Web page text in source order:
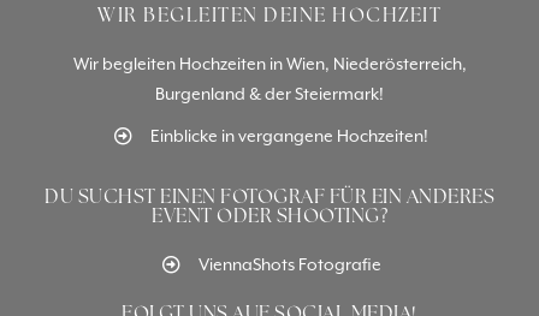
WIR BEGLEITEN DEINE HOCHZEIT
Wir begleiten Hochzeiten in Wien, Niederösterreich,
Burgenland & der Steiermark!
Einblicke in vergangene Hochzeiten!
DU SUCHST EINEN FOTOGRAF FÜR EIN ANDERES
EVENT ODER SHOOTING?
ViennaShots Fotografie